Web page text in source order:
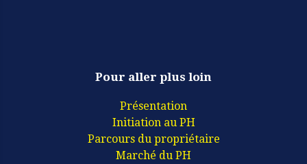
Pour aller plus loin
Présentation
Initiation au PH
Parcours du propriétaire
Marché du PH